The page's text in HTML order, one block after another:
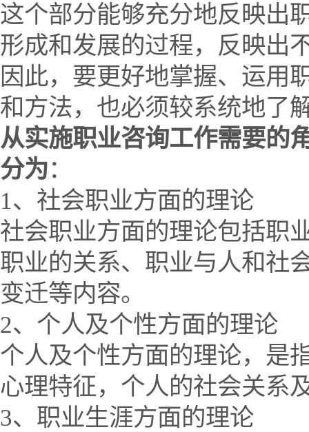
这个部分能够充分地反映出
形成和发展的过程，反映出
因此，要更好地掌握、运用
和方法，也必须较系统地了
从实施职业咨询工作需要的
分为：
1、社会职业方面的理论
社会职业方面的理论包括职
职业的关系、职业与人和社
变迁等内容。
2、个人及个性方面的理论
个人及个性方面的理论，是
心理特征，个人的社会关系
3、职业生涯方面的理论